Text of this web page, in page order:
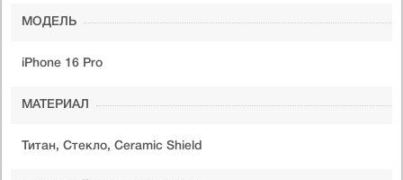
МОДЕЛЬ
iPhone 16 Pro
МАТЕРИАЛ
Титан, Стекло, Ceramic Shield